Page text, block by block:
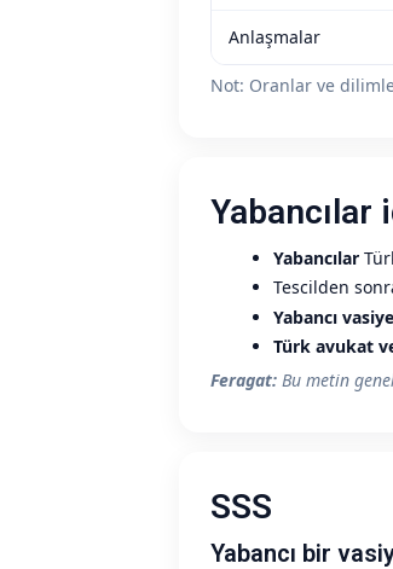
Anlaşmalar
Not: Oranlar ve
Yabancılar
Yabancılar
Tescilden
Yabancı
Türk avukat
Feragat: Bu metin
SSS
Yabancı bir